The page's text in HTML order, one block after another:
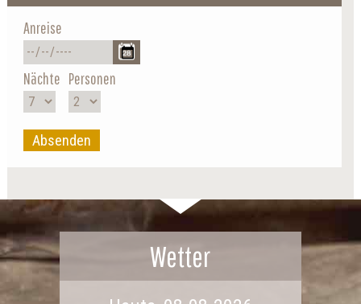
Anreise
Nächte Personen
Absenden
Wetter